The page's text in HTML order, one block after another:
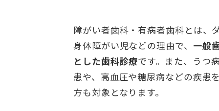
障がい者歯科・有病者歯科とは、
身体障がい児などの理由で、 一般
とした歯科診療です。また、うつ
患や、高血圧や糖尿病などの疾患
方も対象となります。